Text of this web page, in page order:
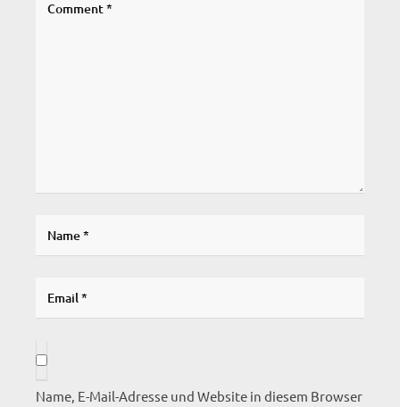
Name, E-Mail-Adresse und Website in diesem Browser